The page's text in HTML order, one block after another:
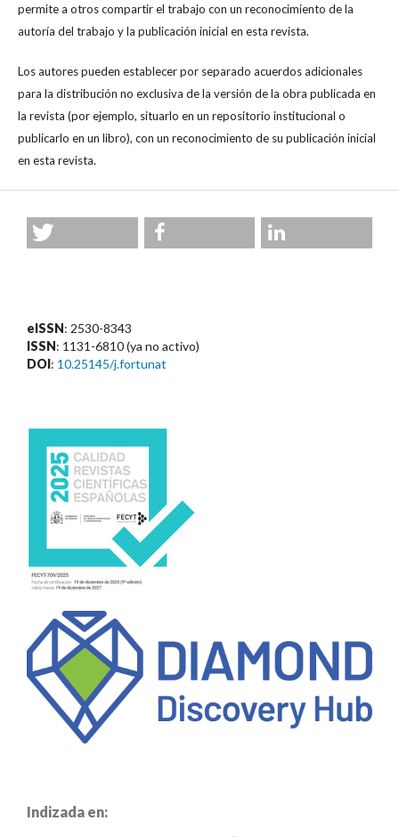
permite a otros compartir el trabajo con un reconocimiento de la
autoría del trabajo y la publicación inicial en esta revista.
Los autores pueden establecer por separado acuerdos adicionales
para la distribución no exclusiva de la versión de la obra publicada en
la revista (por ejemplo, situarlo en un repositorio institucional o
publicarlo en un libro), con un reconocimiento de su publicación inicial
en esta revista.
eISSN: 2530-8343
ISSN: 1131-6810 (ya no activo)
DOI: 10.25145/j.fortunat
Indizada en: